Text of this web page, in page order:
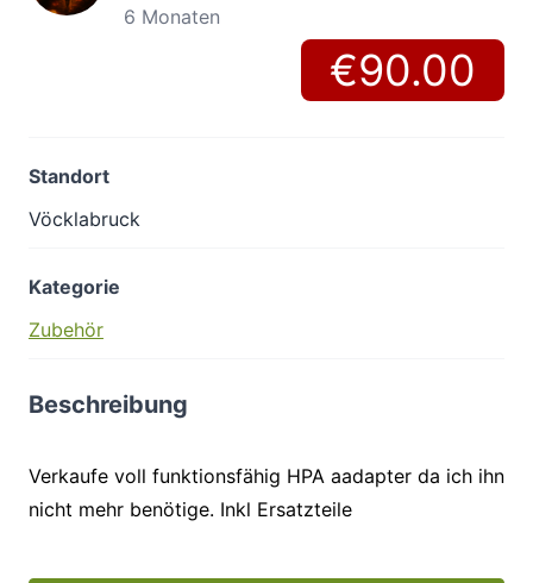
6 Monaten
€90.00
Standort
Vöcklabruck
Kategorie
Zubehör
Beschreibung
Verkaufe voll funktionsfähig HPA aadapter da ich ihn
nicht mehr benötige. Inkl Ersatzteile